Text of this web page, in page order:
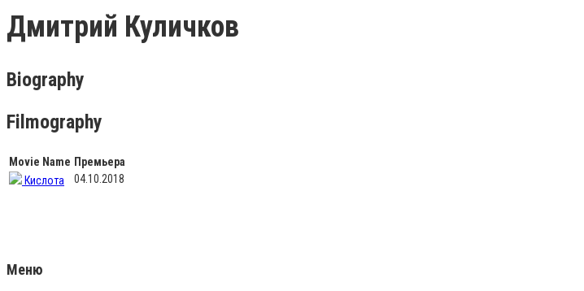
Дмитрий Куличков
Biography
Filmography
Movie Name Премьера
Кислота
04.10.2018
Меню